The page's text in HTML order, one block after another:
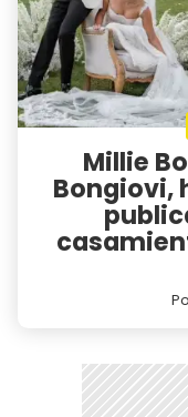
Millie
Bongiovi,